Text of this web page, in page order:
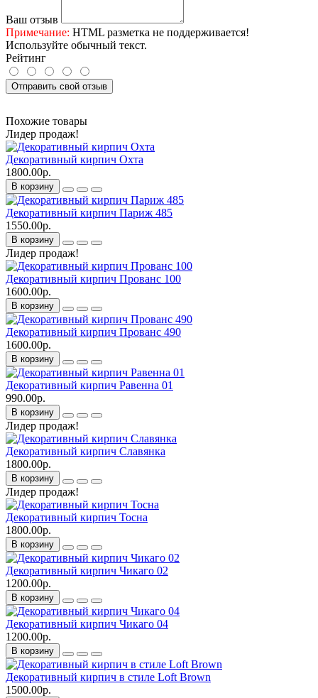
Ваш отзыв
Примечание: HTML разметка не поддерживается!
Используйте обычный текст.
Рейтинг
Отправить свой отзыв
Похожие товары
Лидер продаж!
Декоративный кирпич Охта
1800.00р.
В корзину
Декоративный кирпич Париж 485
1550.00р.
В корзину
Лидер продаж!
Декоративный кирпич Прованс 100
1600.00р.
В корзину
Декоративный кирпич Прованс 490
1600.00р.
В корзину
Декоративный кирпич Равенна 01
990.00р.
В корзину
Лидер продаж!
Декоративный кирпич Славянка
1800.00р.
В корзину
Лидер продаж!
Декоративный кирпич Тосна
1800.00р.
В корзину
Декоративный кирпич Чикаго 02
1200.00р.
В корзину
Декоративный кирпич Чикаго 04
1200.00р.
В корзину
Декоративный кирпич в стиле Loft Brown
1500.00р.